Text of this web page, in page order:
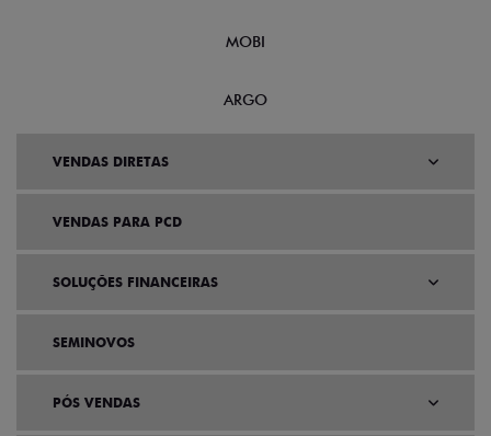
MOBI
ARGO
VENDAS DIRETAS
VENDAS PARA PCD
SOLUÇÕES FINANCEIRAS
SEMINOVOS
PÓS VENDAS